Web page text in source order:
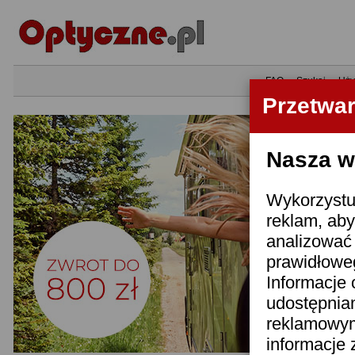
Nasza
reklam,
Informacje
informacje
•FAQ•Szukaj•